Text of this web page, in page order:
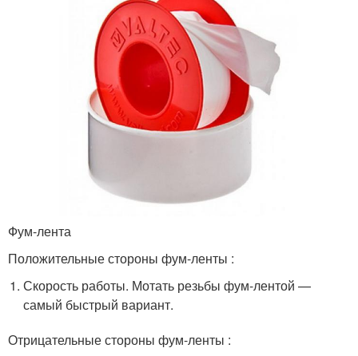
Фум-лента
Положительные стороны фум-ленты :
Скорость работы. Мотать резьбы фум-лентой —
самый быстрый вариант.
Отрицательные стороны фум-ленты :